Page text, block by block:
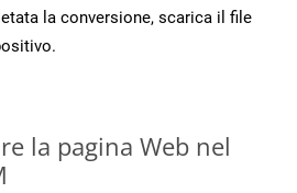
la conversione, scarica il file
la pagina Web nel